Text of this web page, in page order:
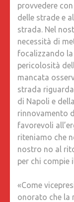
provvedere
delle strade e
strada. Nel
necessità di
focalizzando
pericolosità
mancata
strada
di Napoli e
rinnovamento
favorevoli
riteniamo che
nostro no al
per chi compie
«Come
onorato che la